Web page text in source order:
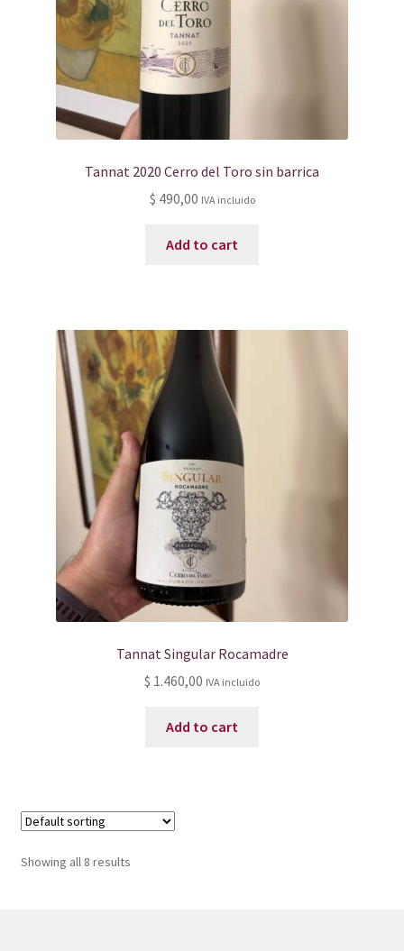
Tannat 2020 Cerro del Toro sin barrica
$ 490,00 IVA incluido
Add to cart
Tannat Singular Rocamadre
$ 1.460,00 IVA incluido
Add to cart
Showing all 8 results